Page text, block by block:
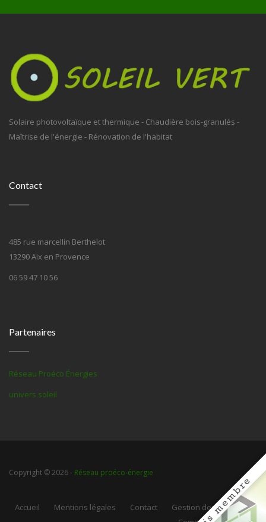
Solaire photovoltaïque et thermique - Chaudière bois-granulés -
Maîtrise de l'énergie - Rénovation de l'habitat
Contact
485 rue marcellin Berthelot
13290 Aix en Provence
06 59 47 10 56
Partenaires
Réseau Proéco Énergies
univers soleil
Copyright © 2026 - Réseau proéco-énergie
Accueil Mentions légales Contact
Gestion des cookies